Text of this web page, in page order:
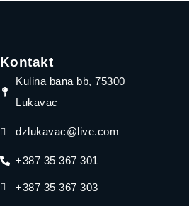
Kontakt
Kulina bana bb, 75300
Lukavac
dzlukavac@live.com
+387 35 367 301
+387 35 367 303